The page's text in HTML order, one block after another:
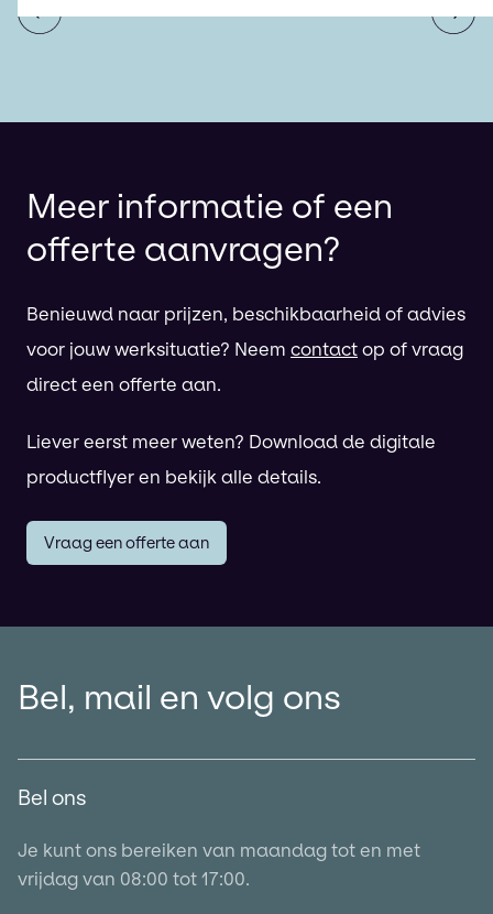
Meer informatie of een
offerte aanvragen?
Benieuwd naar prijzen, beschikbaarheid of advies
voor jouw werksituatie? Neem contactop of vraag
direct een offerte aan.
Liever eerst meer weten? Download de digitale
productflyer en bekijk alle details.
Vraag een offerte aan
Bel, mail en volg ons
Bel ons
Je kunt ons bereiken van maandag tot en met
vrijdag van 08:00 tot 17:00.